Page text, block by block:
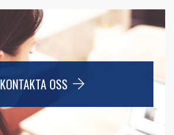
KONTAKTA OSS